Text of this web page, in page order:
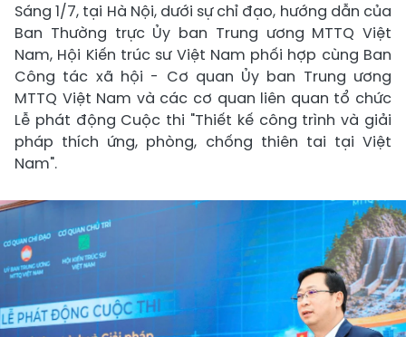
Sáng 1/7, tại Hà Nội, dưới sự chỉ đạo, hướng dẫn của
Ban Thường trực Ủy ban Trung ương MTTQ Việt
Nam, Hội Kiến trúc sư Việt Nam phối hợp cùng Ban
Công tác xã hội - Cơ quan Ủy ban Trung ương
MTTQ Việt Nam và các cơ quan liên quan tổ chức
Lễ phát động Cuộc thi "Thiết kế công trình và giải
pháp thích ứng, phòng, chống thiên tai tại Việt
Nam".